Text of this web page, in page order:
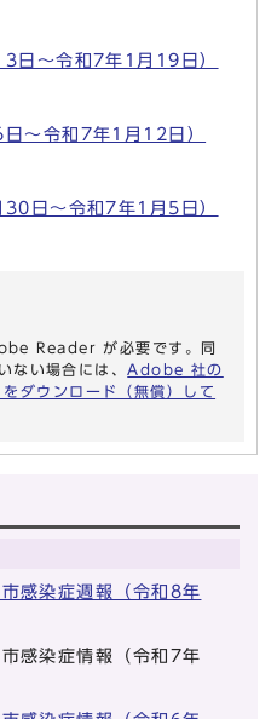
日～令和7年1月19日）
～令和7年1月12日）
日～令和7年1月5日）
Reader が必要です。同
ない場合には、 Adobe 社の
ダウンロード（無償）して
感染症週報（令和8年
感染症情報（令和7年